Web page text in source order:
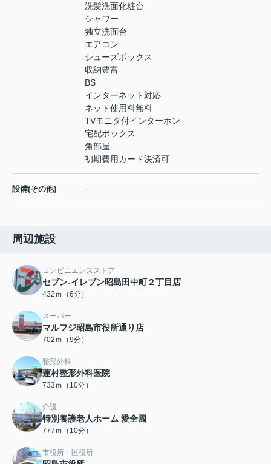
洗髪洗面化粧台
シャワー
独立洗面台
エアコン
シューズボックス
収納豊富
BS
インターネット対応
ネット使用料無料
TVモニタ付インターホン
宅配ボックス
角部屋
初期費用カード決済可
設備(その他) -
周辺施設
コンビニエンスストア
セブン-イレブン昭島田中町２丁目店
432ｍ（6分）
スーパー
マルフジ昭島市役所通り店
702ｍ（9分）
整形外科
蓮村整形外科医院
733ｍ（10分）
介護
特別養護老人ホーム 愛全園
777ｍ（10分）
市役所・区役所